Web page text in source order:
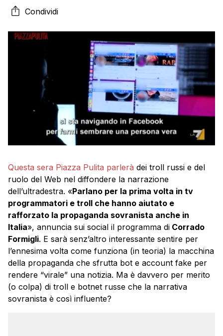
servizio sui giornali e le trasmissioni che fanno
altrettanto invitando i politici a parlare di “invasione” e
Condividi
Questa sera Piazza Pulita parlerà dei troll russi e del
ruolo del Web nel diffondere la narrazione
dell’ultradestra. «Parlano per la prima volta in tv
programmatori e troll che hanno aiutato e
rafforzato la propaganda sovranista anche in
Italia», annuncia sui social il programma di Corrado
Formigli. E sarà senz’altro interessante sentire per
l’ennesima volta come funziona (in teoria) la macchina
della propaganda che sfrutta bot e account fake per
rendere “virale” una notizia. Ma è davvero per merito
(o colpa) di troll e botnet russe che la narrativa
sovranista è così influente?